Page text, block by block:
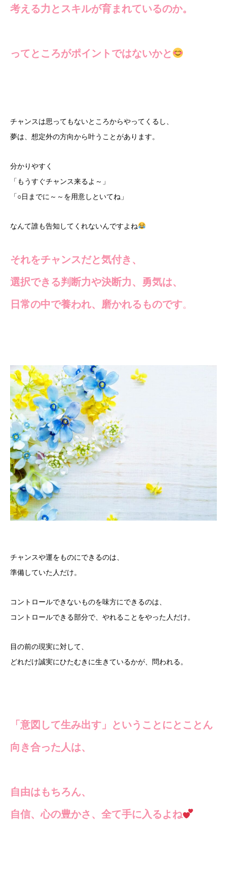
考える力とスキルが育まれているのか。
ってところがポイントではないかと
チャンスは思ってもないところからやってくるし、
夢は、想定外の方向から叶うことがあります。
分かりやすく
「もうすぐチャンス来るよ～」
「○日までに～～を用意しといてね」
なんて誰も告知してくれないんですよね
それをチャンスだと気付き、
選択できる判断力や決断力、勇気は、
日常の中で養われ、磨かれるものです。
チャンスや運をものにできるのは、
準備していた人だけ。
コントロールできないものを味方にできるのは、
コントロールできる部分で、やれることをやった人だけ。
目の前の現実に対して、
どれだけ誠実にひたむきに生きているかが、問われる。
「意図して生み出す」ということにとことん
向き合った人は、
自由はもちろん、
自信、心の豊かさ、全て手に入るよね